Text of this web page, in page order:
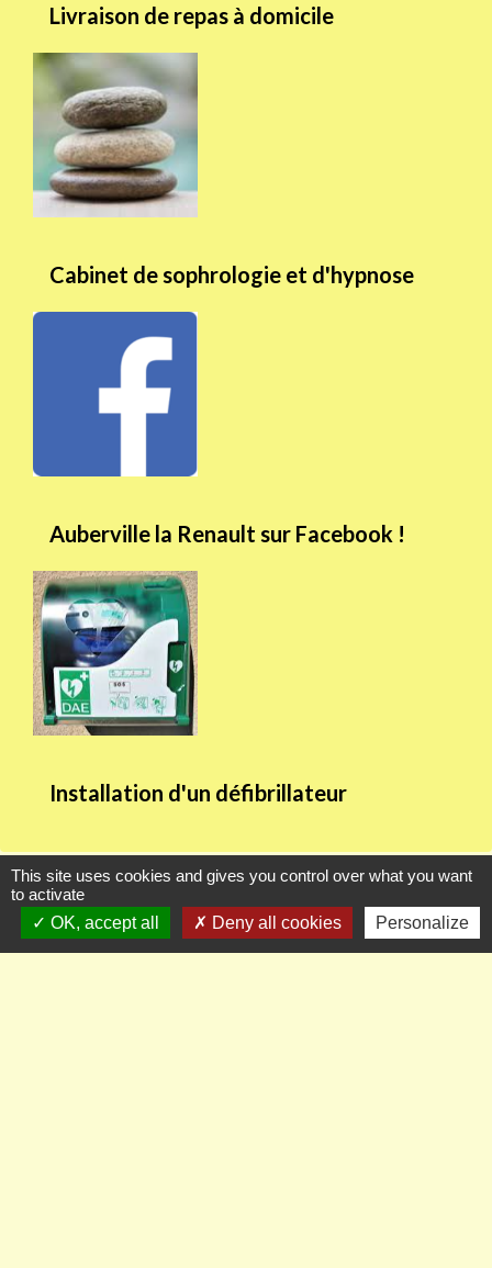
Livraison de repas à domicile
Cabinet de sophrologie et d'hypnose
Auberville la Renault sur Facebook !
Installation d'un défibrillateur
Contacts
This site uses cookies and gives you control over what you want
to activate
OK, accept all
Deny all cookies Personalize